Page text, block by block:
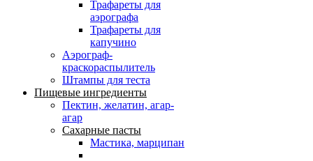
Трафареты для
аэрографа
Трафареты для
капучино
Аэрограф-
краскораспылитель
Штампы для теста
Пищевые ингредиенты
Пектин, желатин, агар-
агар
Сахарные пасты
Мастика, марципан